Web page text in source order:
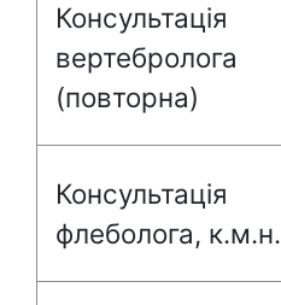
Консультація
вертебролога
(повторна)
Консультація
флеболога, к.м.н.